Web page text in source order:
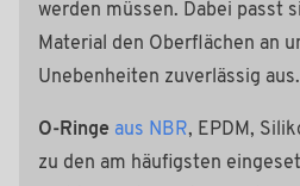
werden müssen. Dabei passt
Material den Oberflächen an
Unebenheiten zuverlässig aus.
O‑Ringe aus NBR, EPDM,
zu den am häufigsten